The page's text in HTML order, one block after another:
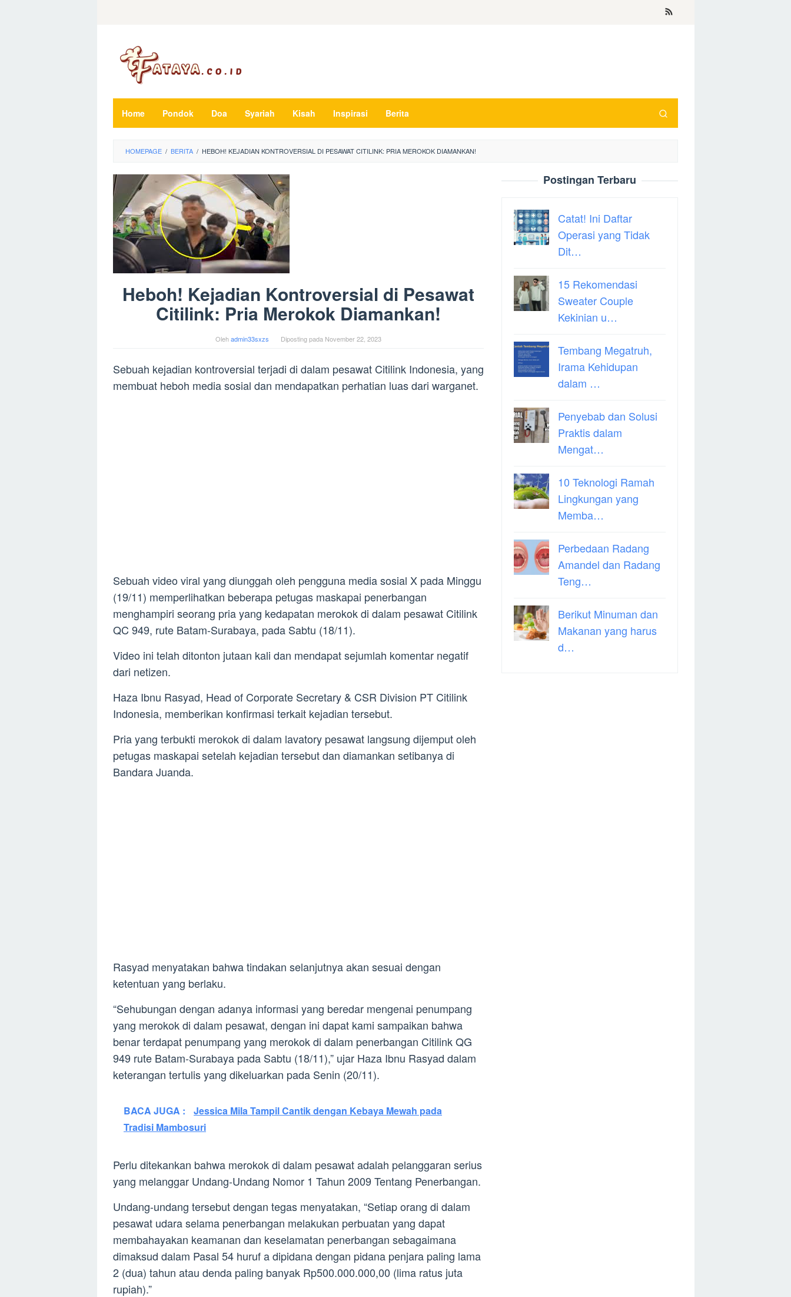
Home Pondok Doa Syariah Kisah Inspirasi Berita
HOMEPAGE / BERITA / HEBOH! KEJADIAN KONTROVERSIAL DI PESAWAT CITILINK: PRIA MEROKOK DIAMANKAN!
Heboh! Kejadian Kontroversial di Pesawat
Citilink: Pria Merokok Diamankan!
Olehadmin33sxzs Diposting pada November 22, 2023
Sebuah kejadian kontroversial terjadi di dalam pesawat Citilink Indonesia, yang
membuat heboh media sosial dan mendapatkan perhatian luas dari warganet.
Sebuah video viral yang diunggah oleh pengguna media sosial X pada Minggu
(19/11) memperlihatkan beberapa petugas maskapai penerbangan
menghampiri seorang pria yang kedapatan merokok di dalam pesawat Citilink
QC 949, rute Batam-Surabaya, pada Sabtu (18/11).
Video ini telah ditonton jutaan kali dan mendapat sejumlah komentar negatif
dari netizen.
Haza Ibnu Rasyad, Head of Corporate Secretary & CSR Division PT Citilink
Indonesia, memberikan konfirmasi terkait kejadian tersebut.
Pria yang terbukti merokok di dalam lavatory pesawat langsung dijemput oleh
petugas maskapai setelah kejadian tersebut dan diamankan setibanya di
Bandara Juanda.
Rasyad menyatakan bahwa tindakan selanjutnya akan sesuai dengan
ketentuan yang berlaku.
“Sehubungan dengan adanya informasi yang beredar mengenai penumpang
yang merokok di dalam pesawat, dengan ini dapat kami sampaikan bahwa
benar terdapat penumpang yang merokok di dalam penerbangan Citilink QG
949 rute Batam-Surabaya pada Sabtu (18/11),” ujar Haza Ibnu Rasyad dalam
keterangan tertulis yang dikeluarkan pada Senin (20/11).
BACA JUGA :
Jessica Mila Tampil Cantik dengan Kebaya Mewah pada
Tradisi Mambosuri
Perlu ditekankan bahwa merokok di dalam pesawat adalah pelanggaran serius
yang melanggar Undang-Undang Nomor 1 Tahun 2009 Tentang Penerbangan.
Undang-undang tersebut dengan tegas menyatakan, “Setiap orang di dalam
pesawat udara selama penerbangan melakukan perbuatan yang dapat
membahayakan keamanan dan keselamatan penerbangan sebagaimana
dimaksud dalam Pasal 54 huruf a dipidana dengan pidana penjara paling lama
2 (dua) tahun atau denda paling banyak Rp500.000.000,00 (lima ratus juta
rupiah).”
Postingan Terbaru
Catat! Ini Daftar
Operasi yang Tidak
Dit…
15 Rekomendasi
Sweater Couple
Kekinian u…
Tembang Megatruh,
Irama Kehidupan
dalam …
Penyebab dan Solusi
Praktis dalam
Mengat…
10 Teknologi Ramah
Lingkungan yang
Memba…
Perbedaan Radang
Amandel dan Radang
Teng…
Berikut Minuman dan
Makanan yang harus
d…